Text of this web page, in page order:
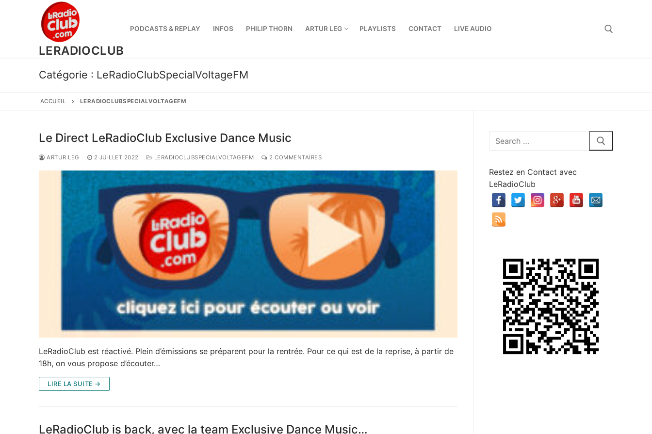
LERADIOCLUB
PODCASTS & REPLAY INFOS PHILIP THORN ARTUR LEG PLAYLISTS CONTACT LIVE AUDIO
Catégorie : LeRadioClubSpecialVoltageFM
ACCUEIL LERADIOCLUBSPECIALVOLTAGEFM
Le Direct LeRadioClub Exclusive Dance Music
ARTUR LEG 2 JUILLET 2022 LERADIOCLUBSPECIALVOLTAGEFM 2 COMMENTAIRES
LeRadioClub est réactivé. Plein d’émissions se préparent pour la rentrée. Pour ce qui est de la reprise, à partir de
18h, on vous propose d’écouter…
LIRE LA SUITE →
LeRadioClub is back, avec la team Exclusive Dance Music…
Rechercher
Restez en Contact avec
LeRadioClub